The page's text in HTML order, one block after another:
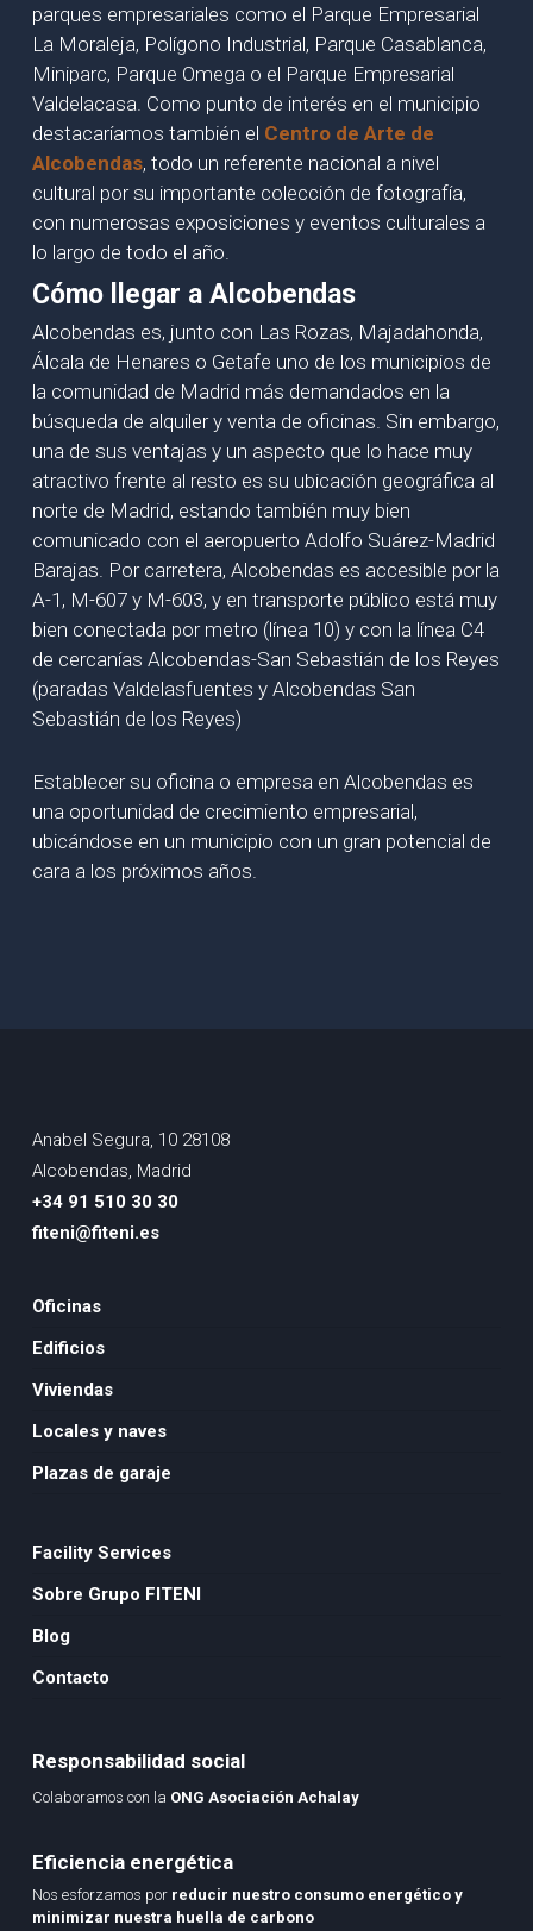
parques empresariales como el Parque Empresarial
La Moraleja, Polígono Industrial, Parque Casablanca,
Miniparc, Parque Omega o el Parque Empresarial
Valdelacasa. Como punto de interés en el municipio
destacaríamos también el Centro de Arte de
Alcobendas, todo un referente nacional a nivel
cultural por su importante colección de fotografía,
con numerosas exposiciones y eventos culturales a
lo largo de todo el año.
Cómo llegar a Alcobendas
Alcobendas es, junto con Las Rozas, Majadahonda,
Álcala de Henares o Getafe uno de los municipios de
la comunidad de Madrid más demandados en la
búsqueda de alquiler y venta de oficinas. Sin embargo,
una de sus ventajas y un aspecto que lo hace muy
atractivo frente al resto es su ubicación geográfica al
norte de Madrid, estando también muy bien
comunicado con el aeropuerto Adolfo Suárez-Madrid
Barajas. Por carretera, Alcobendas es accesible por la
A-1, M-607 y M-603, y en transporte público está muy
bien conectada por metro (línea 10) y con la línea C4
de cercanías Alcobendas-San Sebastián de los Reyes
(paradas Valdelasfuentes y Alcobendas San
Sebastián de los Reyes)
Establecer su oficina o empresa en Alcobendas es
una oportunidad de crecimiento empresarial,
ubicándose en un municipio con un gran potencial de
cara a los próximos años.
Anabel Segura, 10 28108
Alcobendas, Madrid
+34 91 510 30 30
fiteni@fiteni.es
Oficinas
Edificios
Viviendas
Locales y naves
Plazas de garaje
Facility Services
Sobre Grupo FITENI
Blog
Contacto
Responsabilidad social
Colaboramos con la ONG Asociación Achalay
Eficiencia energética
Nos esforzamos por reducir nuestro consumo energético y
minimizar nuestra huella de carbono